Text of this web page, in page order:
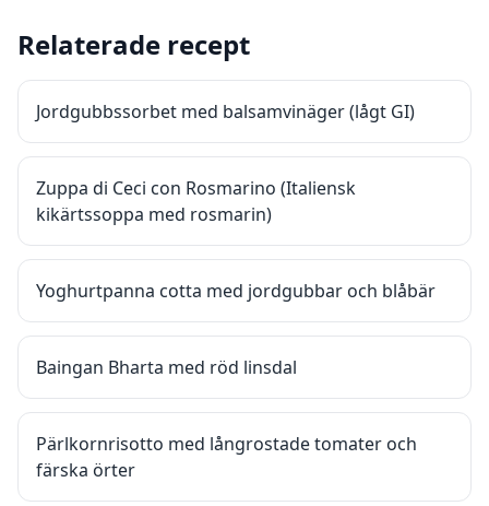
Relaterade recept
Jordgubbssorbet med balsamvinäger (lågt GI)
Zuppa di Ceci con Rosmarino (Italiensk
kikärtssoppa med rosmarin)
Yoghurtpanna cotta med jordgubbar och blåbär
Baingan Bharta med röd linsdal
Pärlkornrisotto med långrostade tomater och
färska örter